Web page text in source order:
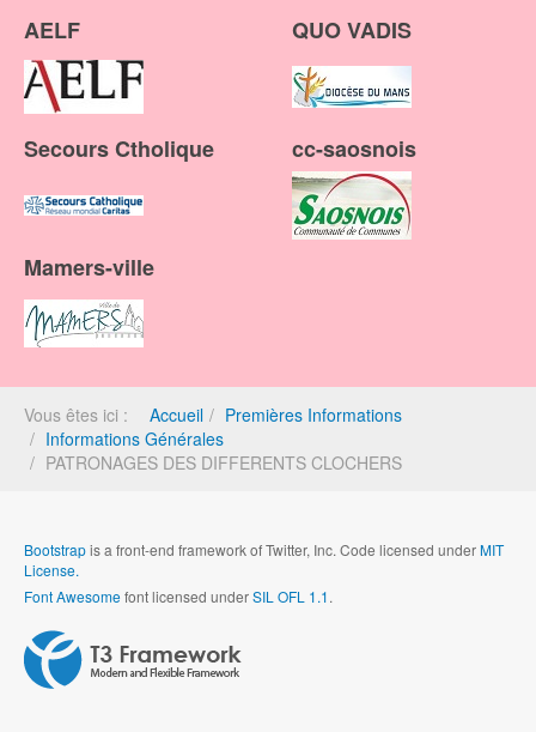
AELF QUO VADIS
Secours Ctholique cc-saosnois
Mamers-ville
Vous êtes ici : Accueil
Premières Informations
Informations Générales
PATRONAGES DES DIFFERENTS CLOCHERS
Bootstrapis a front-end framework of Twitter, Inc. Code licensed underMIT
License.
Font Awesomefont licensed underSIL OFL 1.1.